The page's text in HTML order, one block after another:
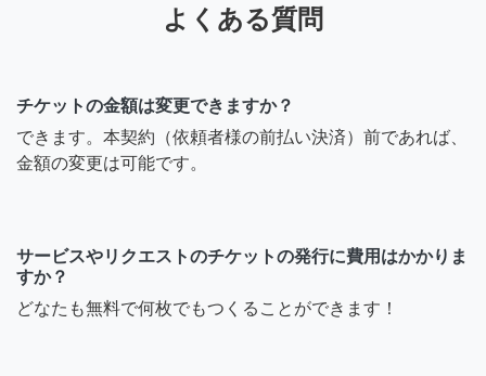
よくある質問
チケットの金額は変更できますか？
できます。本契約（依頼者様の前払い決済）前であれば、
金額の変更は可能です。
サービスやリクエストのチケットの発行に費用はかかりま
すか？
どなたも無料で何枚でもつくることができます！